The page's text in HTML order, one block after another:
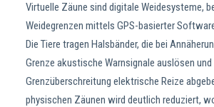
Virtuelle Zäune sind digitale Weidesysteme,
Weidegrenzen mittels GPS-basierter
Die Tiere tragen Halsbänder, die bei
Grenze akustische Warnsignale auslösen und
Grenzüberschreitung elektrische Reize
physischen Zäunen wird deutlich reduziert,